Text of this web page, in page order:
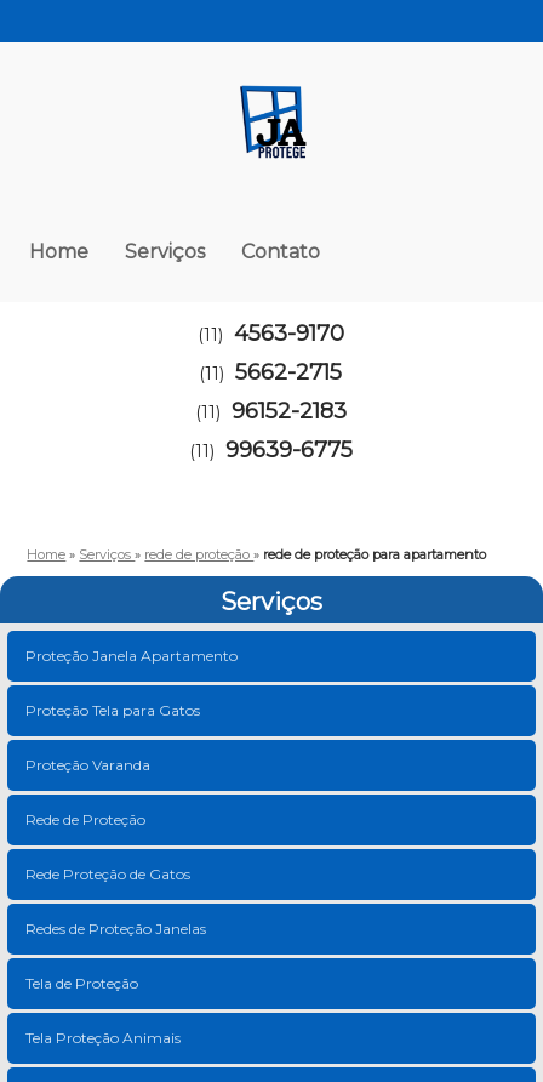
Home Serviços Contato
(11) 4563-9170
(11) 5662-2715
(11) 96152-2183
(11) 99639-6775
Home » Serviços» rede de proteção» rede de proteção para apartamento
Serviços
Proteção Janela Apartamento
Proteção Tela para Gatos
Proteção Varanda
Rede de Proteção
Rede Proteção de Gatos
Redes de Proteção Janelas
Tela de Proteção
Tela Proteção Animais